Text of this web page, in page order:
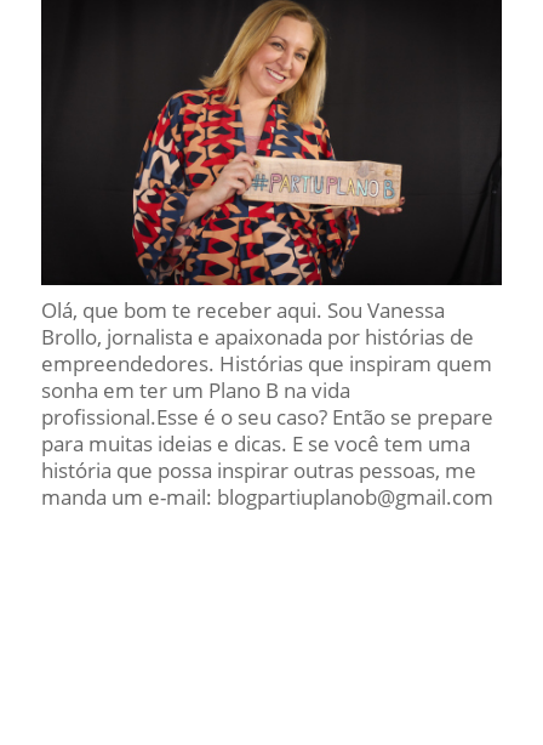
Olá, que bom te receber aqui. Sou Vanessa
Brollo, jornalista e apaixonada por histórias de
empreendedores. Histórias que inspiram quem
sonha em ter um Plano B na vida
profissional.Esse é o seu caso? Então se prepare
para muitas ideias e dicas. E se você tem uma
história que possa inspirar outras pessoas, me
manda um e-mail: blogpartiuplanob@gmail.com